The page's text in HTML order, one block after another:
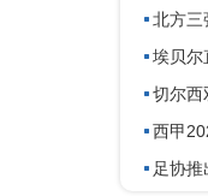
里谈
北方三
渣补墙
埃贝尔
政新态
切尔西
良斯进
西甲
里 vs
足协推